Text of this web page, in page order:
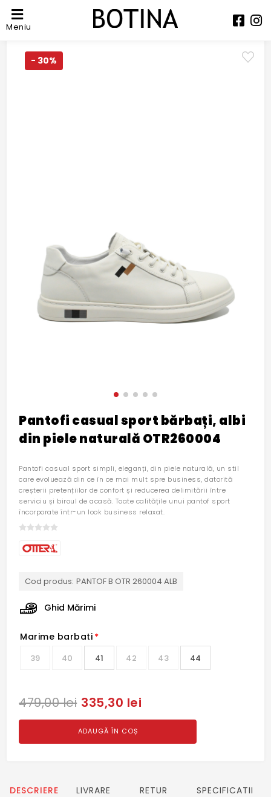
Meniu
- 30%
Pantofi casual sport bărbați, albi
din piele naturală OTR260004
Pantofi casual sport simpli, eleganți, din piele naturală, un stil
care evoluează din ce în ce mai mult spre business, datorită
creșterii pretențiilor de confort și reducerea delimitării între
serviciu și biroul de acasă. Toate calitățile unui pantof sport
încorporate într-un look business relaxat.
Cod produs: PANTOF B OTR 260004 ALB
Ghid Mărimi
Marime barbati *
39 40 41 42 43 44
479,00 lei 335,30 lei
ADAUGĂ ÎN COȘ
DESCRIERE LIVRARE RETUR SPECIFICATII